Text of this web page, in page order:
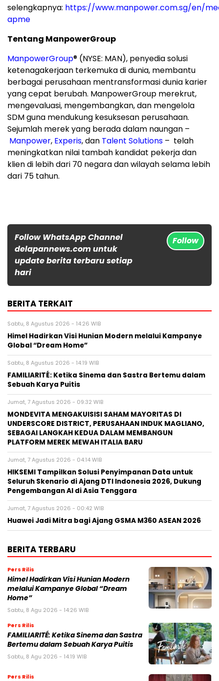
selengkapnya: https://www.manpower.com.sg/en/
apme
Tentang ManpowerGroup
ManpowerGroup® (NYSE: MAN), penyedia solusi
ketenagakerjaan terkemuka di dunia, membantu
berbagai perusahaan mentransformasi dunia karier
yang cepat berubah. ManpowerGroup merekrut,
mengevaluasi, mengembangkan, dan mengelola
SDM guna mendukung kesuksesan perusahaan.
Sejumlah merek yang berada dalam naungan –
Manpower, Experis, dan Talent Solutions – telah
meningkatkan nilai tambah kandidat pekerja dan
klien di lebih dari 70 negara dan wilayah selama lebih
dari 75 tahun.
Follow WhatsApp Channel
delapannews.com untuk
update berita terbaru setiap
hari
Follow
BERITA TERKAIT
Sabtu, 8 Agustus 2026 - 14:26 WIB
Himel Hadirkan Visi Hunian Modern melalui Kampanye
Global “Dream Home”
Sabtu, 8 Agustus 2026 - 14:19 WIB
FAMILIARITÉ: Ketika Sinema dan Sastra Bertemu dalam
Sebuah Karya Puitis
Jumat, 7 Agustus 2026 - 09:32 WIB
MONDEVITA MENGAKUISISI SAHAM MAYORITAS DI
UNDERSCORE DISTRICT, PERUSAHAAN INDUK MAGLIANO,
SEBAGAI LANGKAH KEDUA DALAM MEMBANGUN
PLATFORM MEREK MEWAH ITALIA BARU
Jumat, 7 Agustus 2026 - 04:14 WIB
HIKSEMI Tampilkan Solusi Penyimpanan Data untuk
Seluruh Skenario di Ajang DTI Indonesia 2026, Dukung
Pengembangan AI di Asia Tenggara
Jumat, 7 Agustus 2026 - 00:42 WIB
Huawei Jadi Mitra bagi Ajang GSMA M360 ASEAN 2026
BERITA TERBARU
Pers Rilis
Himel Hadirkan Visi Hunian Modern
melalui Kampanye Global “Dream
Home”
Sabtu, 8 Agu 2026 - 14:26 WIB
Pers Rilis
FAMILIARITÉ: Ketika Sinema dan Sastra
Bertemu dalam Sebuah Karya Puitis
Sabtu, 8 Agu 2026 - 14:19 WIB
Pers Rilis